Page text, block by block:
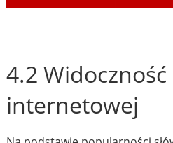
4.2
internetowej